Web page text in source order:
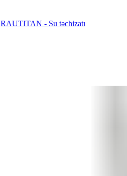
RAUTITAN - Su təchizatı